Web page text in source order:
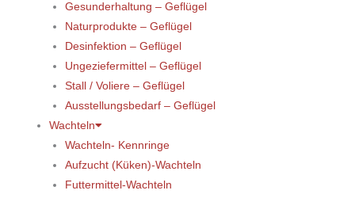
Gesunderhaltung – Geflügel
Naturprodukte – Geflügel
Desinfektion – Geflügel
Ungeziefermittel – Geflügel
Stall / Voliere – Geflügel
Ausstellungsbedarf – Geflügel
Wachteln
Wachteln- Kennringe
Aufzucht (Küken)-Wachteln
Futtermittel-Wachteln